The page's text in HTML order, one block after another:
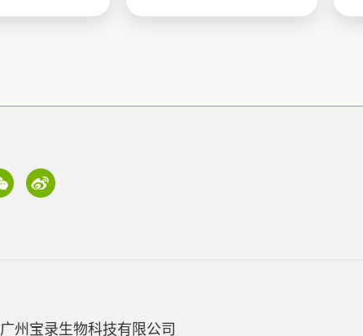
广州宝录生物科技有限公司